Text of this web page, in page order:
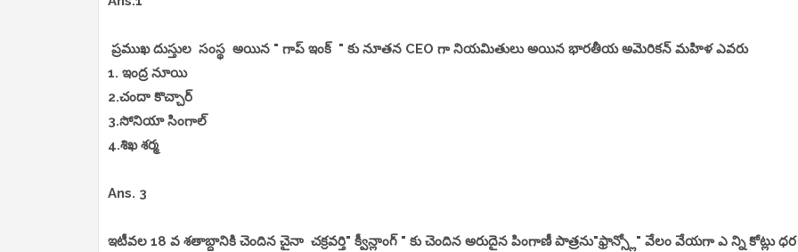
ప్రముఖ దుస్తుల సంస్థ అయిన " గాప్ ఇంక్ " కు నూతన CEO గా నియమితులు అయిన భారతీయ అమెరికన్ మహిళ ఎవరు
1. ఇంద్ర నూయి
2.చందా కొచ్చార్
3.సోనియా సింగాల్
4.శిఖ శర్మ
Ans. 3
ఇటీవల 18 వ శతాబ్దానికి చెందిన చైనా చక్రవర్తి" క్వీన్లాంగ్ " కు చెందిన అరుదైన పింగాణీ పాత్రను"ఫ్రాన్స్లో" వేలం వేయగా ఎ న్ని కోట్లు